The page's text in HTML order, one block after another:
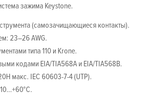
зажима Keystone.
(самозачищающиеся контакты).
23–26 AWG.
типа 110 и Krone.
кодами EIA/TIA568A и EIA/TIA568B.
макс. IEC 60603-7-4 (UTP).